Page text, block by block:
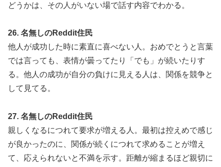
どうかは、その人がいない場で話す内容でわかる。
26. 名無しのReddit住民
他人が成功した時に素直に喜べない人。おめでとうと言葉
では言っても、表情が曇ってたり「でも」が続いたりす
る。他人の成功が自分の負けに見える人は、関係を競争と
して見てる。
27. 名無しのReddit住民
親しくなるにつれて要求が増える人。最初は控えめで感じ
が良かったのに、関係が続くにつれて求めることが増え
て、応えられないと不満を示す。距離が縮まるほど親切に